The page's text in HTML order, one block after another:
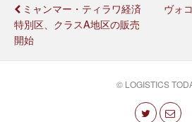
ミャンマー・ティラワ経済
特別区、クラスA地区の販売
開始
ヴォ
© LOGISTICS